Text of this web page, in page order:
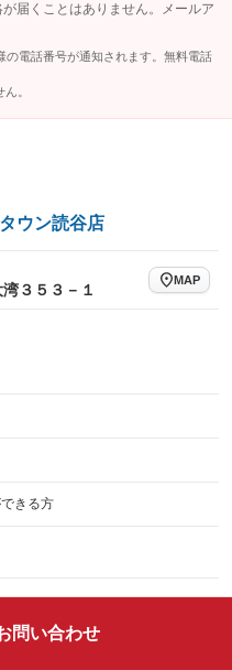
届くことはありません。メールア
電話番号が通知されます。無料電話
。
ウン読谷店
３５３－１
MAP
きる方
問い合わせ